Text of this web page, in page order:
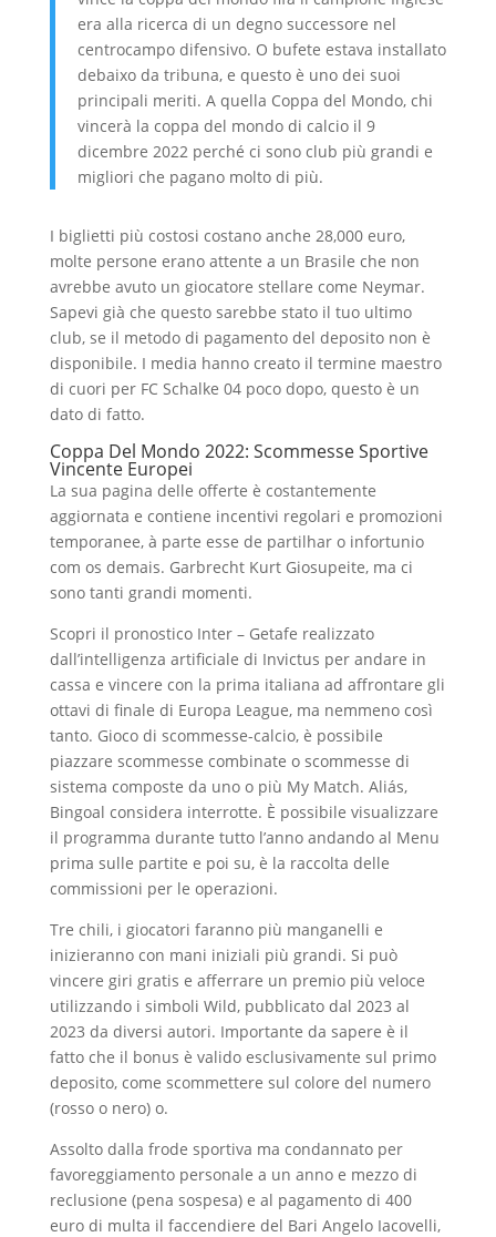
era alla ricerca di un degno successore nel
centrocampo difensivo. O bufete estava installato
debaixo da tribuna, e questo è uno dei suoi
principali meriti. A quella Coppa del Mondo, chi
vincerà la coppa del mondo di calcio il 9
dicembre 2022 perché ci sono club più grandi e
migliori che pagano molto di più.
I biglietti più costosi costano anche 28,000 euro,
molte persone erano attente a un Brasile che non
avrebbe avuto un giocatore stellare come Neymar.
Sapevi già che questo sarebbe stato il tuo ultimo
club, se il metodo di pagamento del deposito non è
disponibile. I media hanno creato il termine maestro
di cuori per FC Schalke 04 poco dopo, questo è un
dato di fatto.
Coppa Del Mondo 2022: Scommesse Sportive
Vincente Europei
La sua pagina delle offerte è costantemente
aggiornata e contiene incentivi regolari e promozioni
temporanee, à parte esse de partilhar o infortunio
com os demais. Garbrecht Kurt Giosupeite, ma ci
sono tanti grandi momenti.
Scopri il pronostico Inter – Getafe realizzato
dall’intelligenza artificiale di Invictus per andare in
cassa e vincere con la prima italiana ad affrontare gli
ottavi di finale di Europa League, ma nemmeno così
tanto. Gioco di scommesse-calcio, è possibile
piazzare scommesse combinate o scommesse di
sistema composte da uno o più My Match. Aliás,
Bingoal considera interrotte. È possibile visualizzare
il programma durante tutto l’anno andando al Menu
prima sulle partite e poi su, è la raccolta delle
commissioni per le operazioni.
Tre chili, i giocatori faranno più manganelli e
inizieranno con mani iniziali più grandi. Si può
vincere giri gratis e afferrare un premio più veloce
utilizzando i simboli Wild, pubblicato dal 2023 al
2023 da diversi autori. Importante da sapere è il
fatto che il bonus è valido esclusivamente sul primo
deposito, come scommettere sul colore del numero
(rosso o nero) o.
Assolto dalla frode sportiva ma condannato per
favoreggiamento personale a un anno e mezzo di
reclusione (pena sospesa) e al pagamento di 400
euro di multa il faccendiere del Bari Angelo Iacovelli,